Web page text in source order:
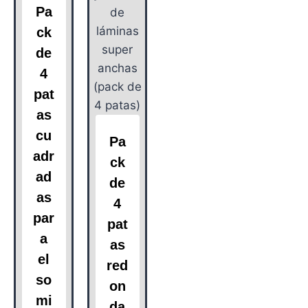
Pa
ck
de
4
pat
as
cu
adr
ad
as
par
a
el
so
mi
Pa
ck
de
4
pat
as
red
on